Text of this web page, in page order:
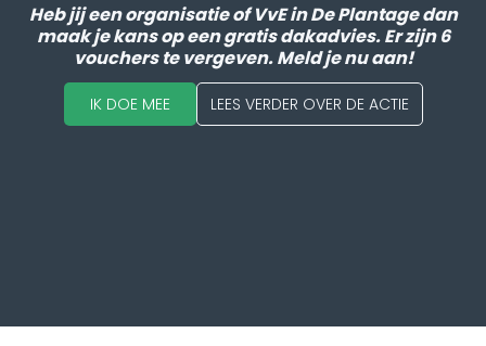
Heb jij een organisatie of VvE in De Plantage dan
maak je kans op een gratis dakadvies. Er zijn 6
vouchers te vergeven. Meld je nu aan!
IK DOE MEE LEES VERDER OVER DE ACTIE